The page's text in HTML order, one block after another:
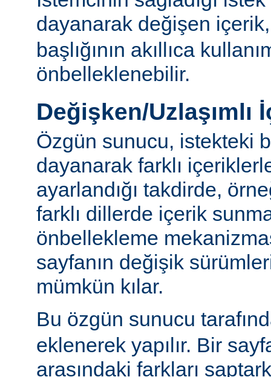
dayanarak değişen
başlığının akıllıca
önbelleklenebilir.
Değişken/Uzlaşımlı
Özgün sunucu, istekteki
dayanarak farklı
ayarlandığı takdirde,
farklı dillerde içerik
önbellekleme
sayfanın değişik
mümkün kılar.
Bu özgün sunucu
eklenerek yapılır. Bir
arasındaki farkları